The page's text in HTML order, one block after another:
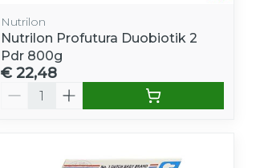
Nutrilon
Nutrilon Profutura Duobiotik 2
Pdr 800g
€ 22,48
Aantal